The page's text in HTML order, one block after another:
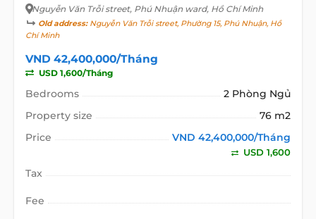
Nguyễn Văn Trỗi street, Phú Nhuận ward, Hồ Chí Minh
Old address:Nguyễn Văn Trỗi street, Phường 15, Phú Nhuận, Hồ
Chí Minh
VND 42,400,000/Tháng
USD 1,600/Tháng
Bedrooms
2 Phòng Ngủ
Property size
76 m2
Price
VND 42,400,000/Tháng
USD 1,600
Tax
Fee